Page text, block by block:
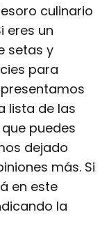
culinario
eres un
setas y
para
lista de las
puedes
dejado
más. Si
en este
la